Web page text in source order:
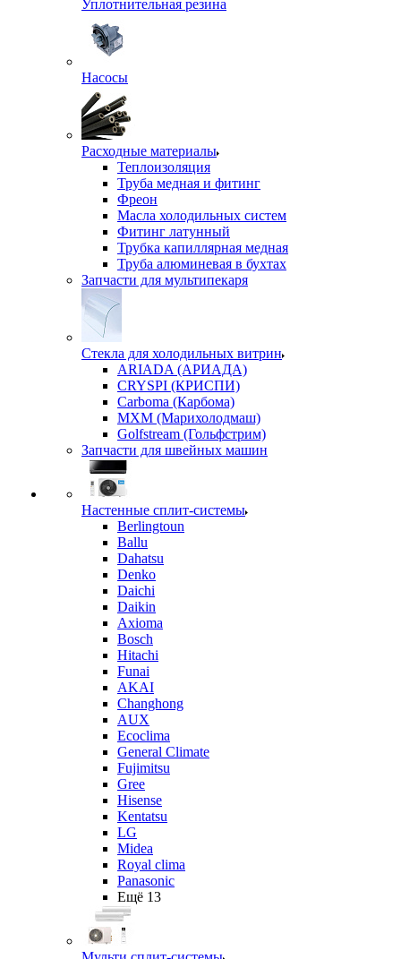
Уплотнительная резина
Насосы
Расходные материалы
Теплоизоляция
Труба медная и фитинг
Фреон
Масла холодильных систем
Фитинг латунный
Трубка капиллярная медная
Труба алюминевая в бухтах
Запчасти для мультипекаря
Стекла для холодильных витрин
ARIADA (АРИАДА)
CRYSPI (КРИСПИ)
Carboma (Карбома)
MXM (Марихолодмаш)
Golfstream (Гольфстрим)
Запчасти для швейных машин
Настенные сплит-системы
Berlingtoun
Ballu
Dahatsu
Denko
Daichi
Daikin
Axioma
Bosch
Hitachi
Funai
AKAI
Changhong
AUX
Ecoclima
General Climate
Fujimitsu
Gree
Hisense
Kentatsu
LG
Midea
Royal clima
Panasonic
Ещё 13